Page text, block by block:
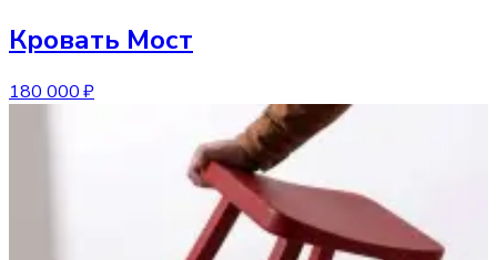
Кровать Мост
180 000 ₽